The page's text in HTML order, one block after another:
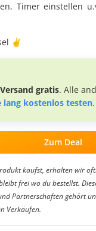
Timer einstellen
✌️
gratis. Alle
lang kostenlos testen.
Zum Deal
kaufst, erhalten wir
frei wo du bestellst.
Partnerschaften gehört
Verkäufen.